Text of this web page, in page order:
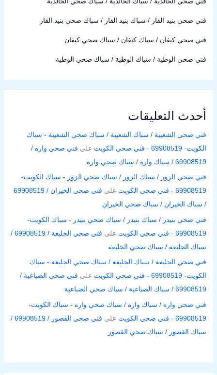
فني صحي بنيد القار / سباك بنيد القار / سباك صحي بنيد القار
فني صحي كيفان / سباك كيفان / سباك صحي كيفان
فني صحي الوطية / سباك الوطية / سباك صحي الوطية
أحدث التعليقات
فني صحي الشعيبة / سباك الشعيبة / سباك صحي الشعيبة - سباك
الكويت- 69908519 - فني صحي الكويت
على فني صحي واره /
69908519 / سباك واره / سباك صحي واره
فني صحي الزور / سباك الزور / سباك صحي الزور - سباك الكويت-
69908519 - فني صحي الكويت
على
فني صحي الخيران / 69908519
/ سباك الخيران / سباك صحي الخيران
فني صحي بنيدر / سباك بنيدر / سباك صحي بنيدر - سباك الكويت-
69908519 - فني صحي الكويت
على
فني صحي الجليعة / 69908519 /
سباك الجليعة / سباك صحي الجليعة
فني صحي الجليعة / سباك الجليعة / سباك صحي الجليعة - سباك
الكويت- 69908519 - فني صحي الكويت
على فني صحي الضباعية /
69908519 / سباك الضباعية / سباك صحي الضباعية
فني صحي واره / سباك واره / سباك صحي واره - سباك الكويت-
69908519 - فني صحي الكويت
على
فني صحي القصور / 69908519 /
سباك القصور / سباك صحي القصور